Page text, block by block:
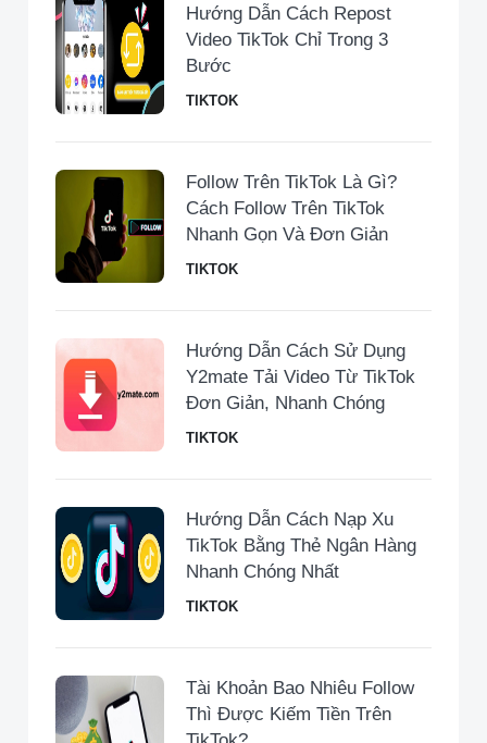
Hướng Dẫn Cách Repost
Video TikTok Chỉ Trong 3
Bước
TIKTOK
Follow Trên TikTok Là Gì?
Cách Follow Trên TikTok
Nhanh Gọn Và Đơn Giản
TIKTOK
Hướng Dẫn Cách Sử Dụng
Y2mate Tải Video Từ TikTok
Đơn Giản, Nhanh Chóng
TIKTOK
Hướng Dẫn Cách Nạp Xu
TikTok Bằng Thẻ Ngân Hàng
Nhanh Chóng Nhất
TIKTOK
Tài Khoản Bao Nhiêu Follow
Thì Được Kiếm Tiền Trên